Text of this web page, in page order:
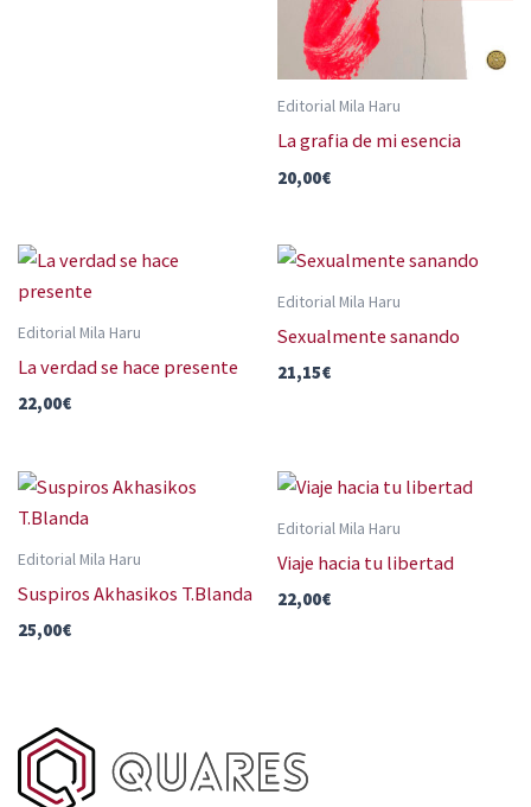
Editorial Mila Haru
La grafia de mi esencia
20,00€
Editorial Mila Haru
La verdad se hace presente
22,00€
Editorial Mila Haru
Sexualmente sanando
21,15€
Editorial Mila Haru
Suspiros Akhasikos T.Blanda
25,00€
Editorial Mila Haru
Viaje hacia tu libertad
22,00€